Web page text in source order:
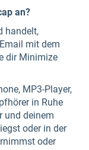
an?
handelt,
mit dem
dir Minimize
MP3-Player,
in Ruhe
und deinem
oder in der
oder